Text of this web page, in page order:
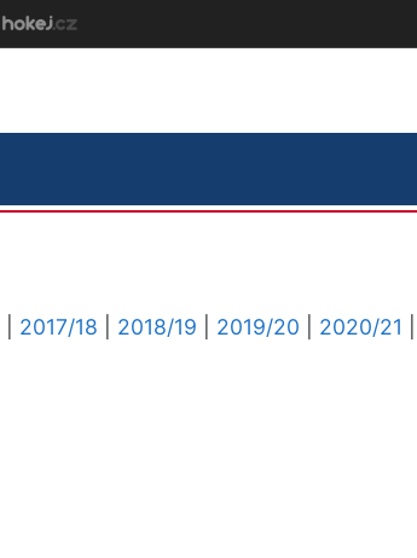
2017/18 2018/19 2019/20 2020/21